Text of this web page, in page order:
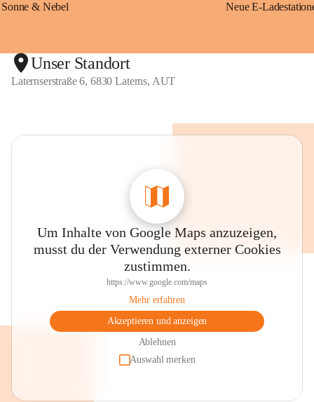
Sonne & Nebel
Unser Standort
Laternserstraße 6, 6830 Laterns, AUT
Um Inhalte von Google Maps anzuzeigen,
musst du der Verwendung externer Cookies
zustimmen.
https://www.google.com/maps
Mehr erfahren
Akzeptieren und anzeigen
Ablehnen
Auswahl merken